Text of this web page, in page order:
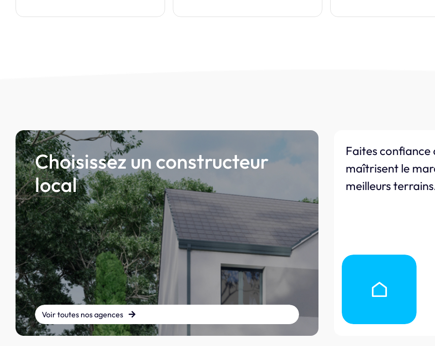
Choisissez un constructeur
local
Voir toutes nos agences
Faites confiance
maîtrisent le
meilleurs